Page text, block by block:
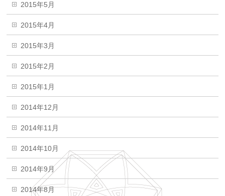
2015年5月
2015年4月
2015年3月
2015年2月
2015年1月
2014年12月
2014年11月
2014年10月
2014年9月
2014年8月